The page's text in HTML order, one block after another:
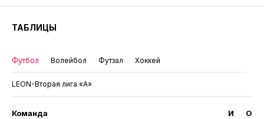
ТАБЛИЦЫ
Футбол Волейбол Футзал Хоккей
LEON-Вторая лига «А»
Команда И О